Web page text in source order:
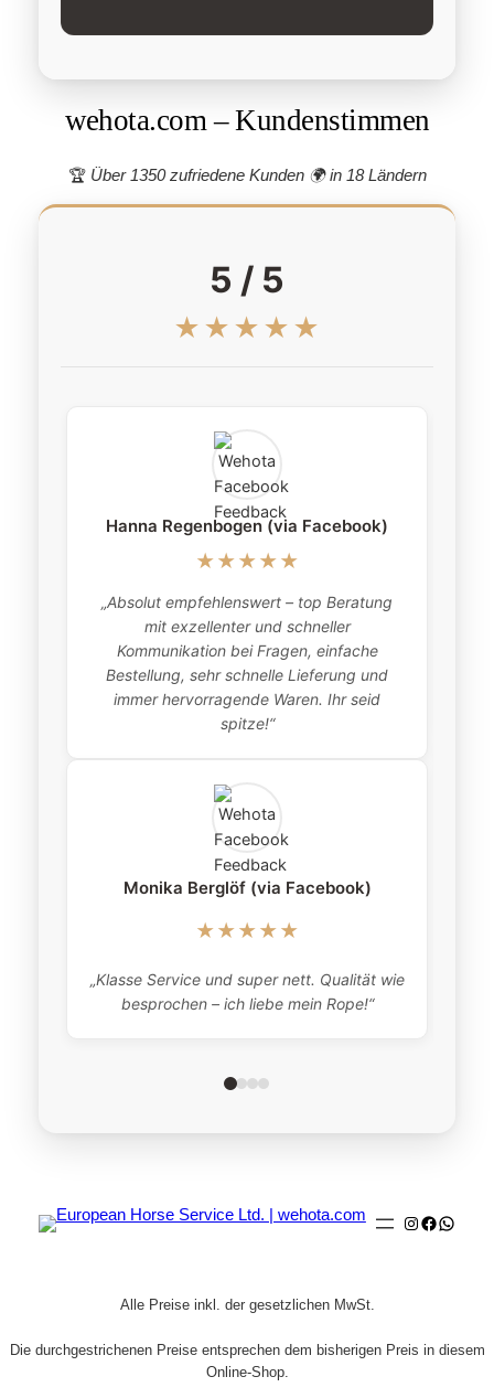
wehota.com – Kundenstimmen
🏆 Über 1350 zufriedene Kunden 🌍 in 18 Ländern
5 / 5
★★★★★
Hanna Regenbogen (via Facebook)
★★★★★
„Absolut empfehlenswert – top Beratung
mit exzellenter und schneller
Kommunikation bei Fragen, einfache
Bestellung, sehr schnelle Lieferung und
immer hervorragende Waren. Ihr seid
spitze!“
Monika Berglöf (via Facebook)
★★★★★
„Klasse Service und super nett. Qualität wie
besprochen – ich liebe mein Rope!“
Instagram
Alle Preise inkl. der gesetzlichen MwSt.
Die durchgestrichenen Preise entsprechen dem bisherigen Preis in diesem
Online-Shop.